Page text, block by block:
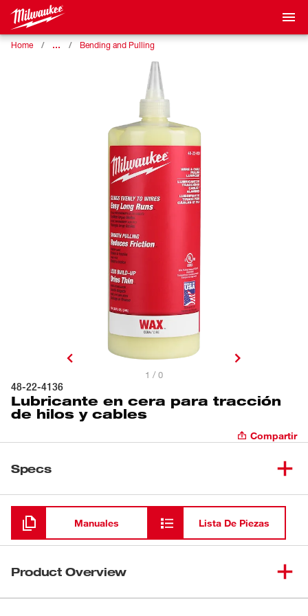
Home … Bending and Pulling
1 / 0
48-22-4136
Lubricante en cera para tracción
de hilos y cables
Compartir
Specs
Cargando
Manuales Lista De Piezas
Product Overview